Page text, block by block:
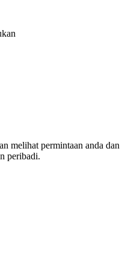
melihat permintaan anda dan
peribadi.